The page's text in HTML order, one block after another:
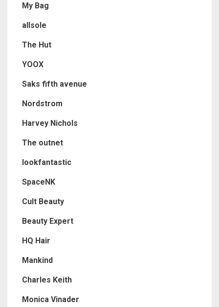
My Bag
allsole
The Hut
YOOX
Saks fifth avenue
Nordstrom
Harvey Nichols
The outnet
lookfantastic
SpaceNK
Cult Beauty
Beauty Expert
HQ Hair
Mankind
Charles Keith
Monica Vinader